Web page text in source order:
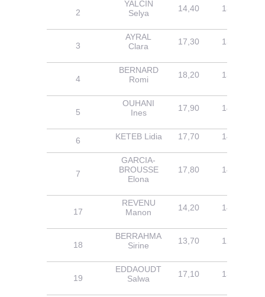
2
YALCIN
Selya
14,40 13,70
3
AYRAL
Clara
17,30 13,70
4
BERNARD
Romi
18,20 13,90
5
OUHANI
Ines
17,90 14,30
6 KETEB Lidia 17,70 14,20
7
GARCIA-
BROUSSE
Elona
17,80 14,10
17
REVENU
Manon
14,20 14,10
18
BERRAHMA
Sirine
13,70 12,70
19
EDDAOUDT
Salwa
17,10 13,50